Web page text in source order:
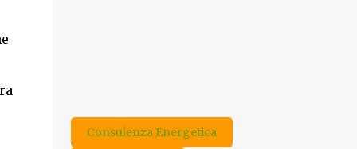
Consulenza Energetica